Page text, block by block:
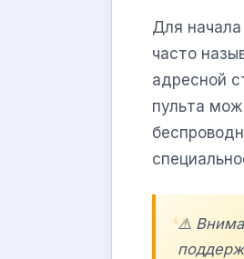
Для
часто
адресной
пульта
⚠️